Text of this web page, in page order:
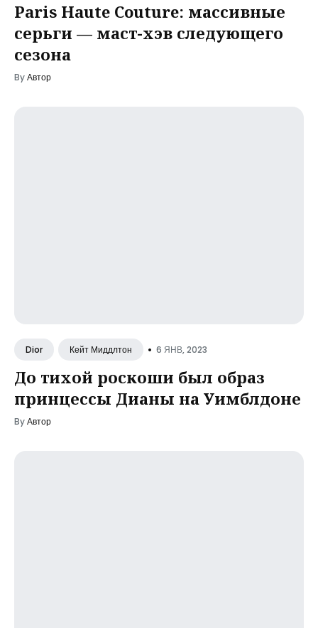
Paris Haute Couture: массивные
серьги — маст-хэв следующего
сезона
ByАвтор
Dior Кейт Миддлтон • 6 ЯНВ, 2023
До тихой роскоши был образ
принцессы Дианы на Уимблдоне
ByАвтор